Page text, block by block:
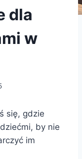
dla
w
się, gdzie
by nie
im